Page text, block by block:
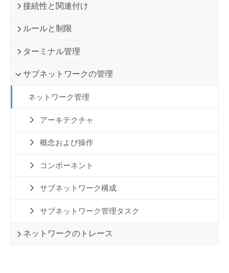
接続性と関連付け
ルールと制限
ターミナル管理
サブネットワークの管理
ネットワーク管理
アーキテクチャ
概念および操作
コンポーネント
サブネットワーク構成
サブネットワーク管理タスク
ネットワークのトレース